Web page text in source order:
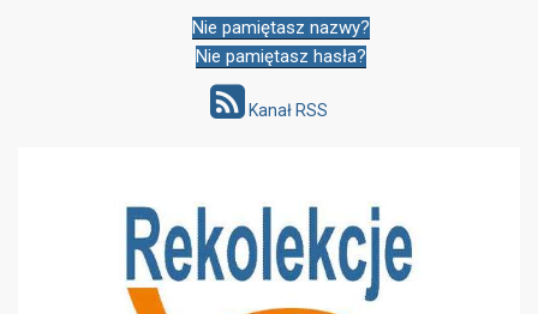
Nie pamiętasz nazwy?
Nie pamiętasz hasła?
Kanał RSS